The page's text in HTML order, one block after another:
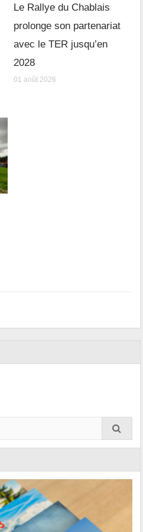
Le Rallye du Chablais
prolonge son partenariat
avec le TER jusqu’en
2028
01 août 2026